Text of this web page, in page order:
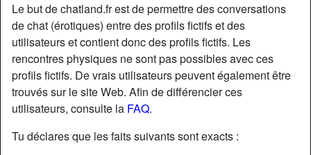
Le but de chatland.fr est de permettre des conversations
de chat (érotiques) entre des profils fictifs et des
utilisateurs et contient donc des profils fictifs. Les
rencontres physiques ne sont pas possibles avec ces
profils fictifs. De vrais utilisateurs peuvent également être
trouvés sur le site Web. Afin de différencier ces
utilisateurs, consulte la FAQ.
Tu déclares que les faits suivants sont exacts :
starAjouter chatDiscuter !